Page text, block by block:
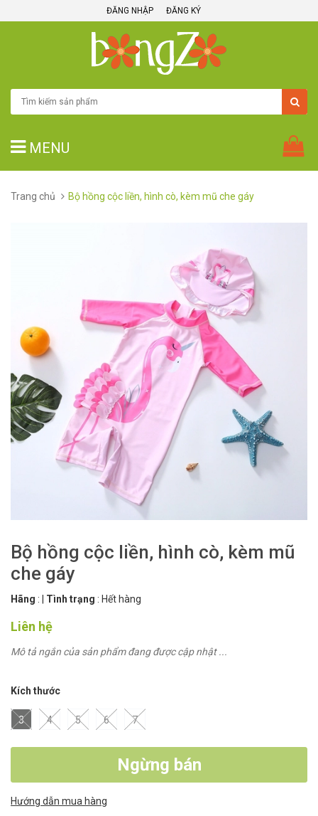
ĐĂNG NHẬP ĐĂNG KÝ
MENU
Trang chủ Bộ hồng cộc liền, hình cò, kèm mũ che gáy
Bộ hồng cộc liền, hình cò, kèm mũ
che gáy
Hãng : Tình trạng : Hết hàng
Liên hệ
Mô tả ngắn của sản phẩm đang được cập nhật ...
Kích thước
3 4 5 6 7
Ngừng bán
Hướng dẫn mua hàng